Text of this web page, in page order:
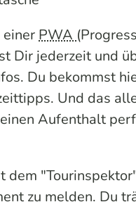
PWA (
Dir jederzeit und
Du bekommst
Und das
Aufenthalt
dem
zu melden. Du